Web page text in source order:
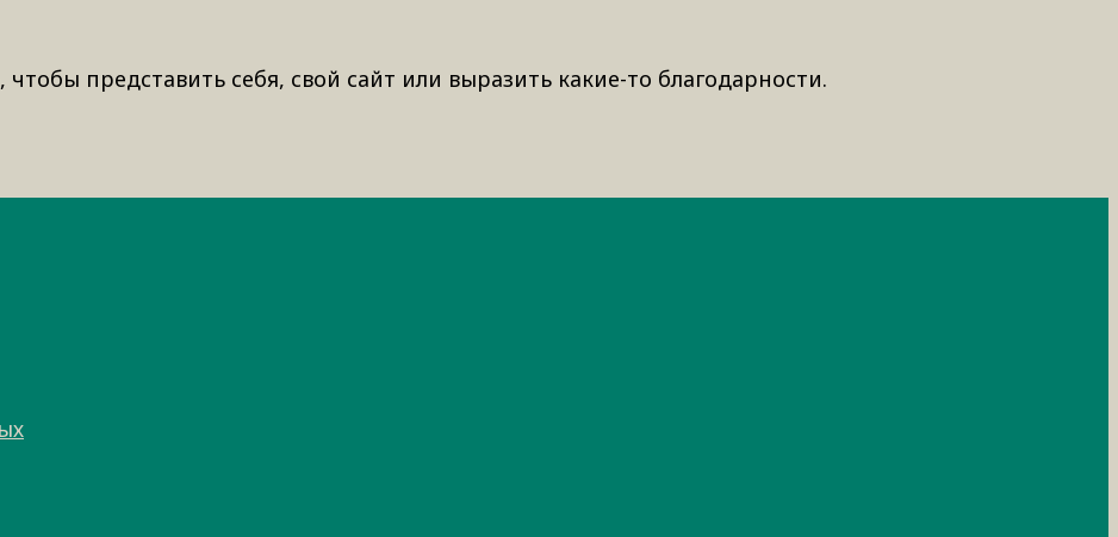
представить себя, свой сайт или выразить какие-то благодарности.